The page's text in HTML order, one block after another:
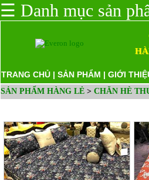
☰ Danh mục sản
TRANG CHỦ | SẢN PHẨM | GIỚI
SẢN PHẨM HÀNG LẺ > CHĂN HÈ